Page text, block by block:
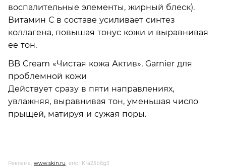
воспалительные элементы, жирный блеск).
Витамин С в составе усиливает синтез
коллагена, повышая тонус кожи и выравнивая
ее тон.
BB Cream «Чистая кожа Актив», Garnier для
проблемной кожи
Действует сразу в пяти направлениях,
увлажняя, выравнивая тон, уменьшая число
прыщей, матируя и сужая поры.
Реклама, www.skin.ru, erid: Kra23b6g3